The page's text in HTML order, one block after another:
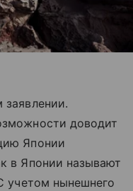
доводит
Японии
в Японии называют
нынешнего